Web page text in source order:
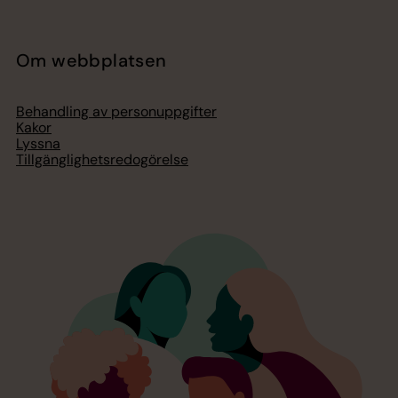
Om webbplatsen
Behandling av personuppgifter
Kakor
Lyssna
Tillgänglighetsredogörelse